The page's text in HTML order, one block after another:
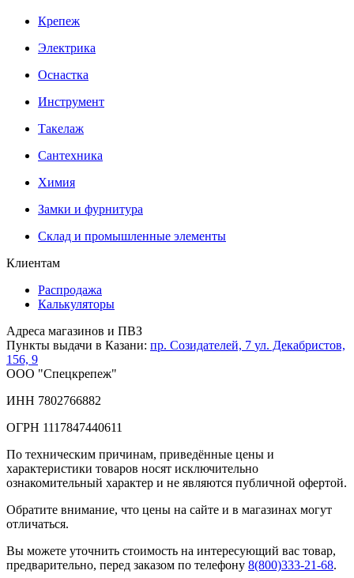
Крепеж
Электрика
Оснастка
Инструмент
Такелаж
Сантехника
Химия
Замки и фурнитура
Склад и промышленные элементы
Клиентам
Распродажа
Калькуляторы
Адреса магазинов и ПВЗ
Пункты выдачи в Казани: пр. Созидателей, 7 ул. Декабристов,
156, 9
ООО "Спецкрепеж"
ИНН 7802766882
ОГРН 1117847440611
По техническим причинам, приведённые цены и
характеристики товаров носят исключительно
ознакомительный характер и не являются публичной офертой.
Обратите внимание, что цены на сайте и в магазинах могут
отличаться.
Вы можете уточнить стоимость на интересующий вас товар,
предварительно, перед заказом по телефону 8(800)333-21-68.